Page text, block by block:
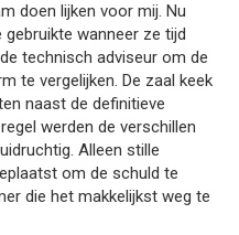
doen lijken voor mij. Nu
wanneer ze tijd
technisch adviseur om de
te vergelijken. De zaal keek
naast de definitieve
werden de verschillen
Alleen stille
om de schuld te
die het makkelijkst weg te